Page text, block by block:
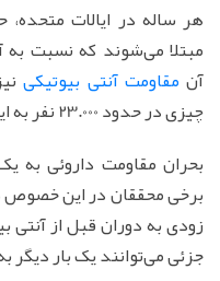
مبتلا می‌شوند که نسبت به
آن مقاومت آنتی بیوتیکی
چیزی در حدود 23.000 نفر به این دلیل می‌میرند.
بحران مقاومت داروئی به
برخی محققان در این
زودی به دوران قبل از
جزئی می‌توانند یک بار